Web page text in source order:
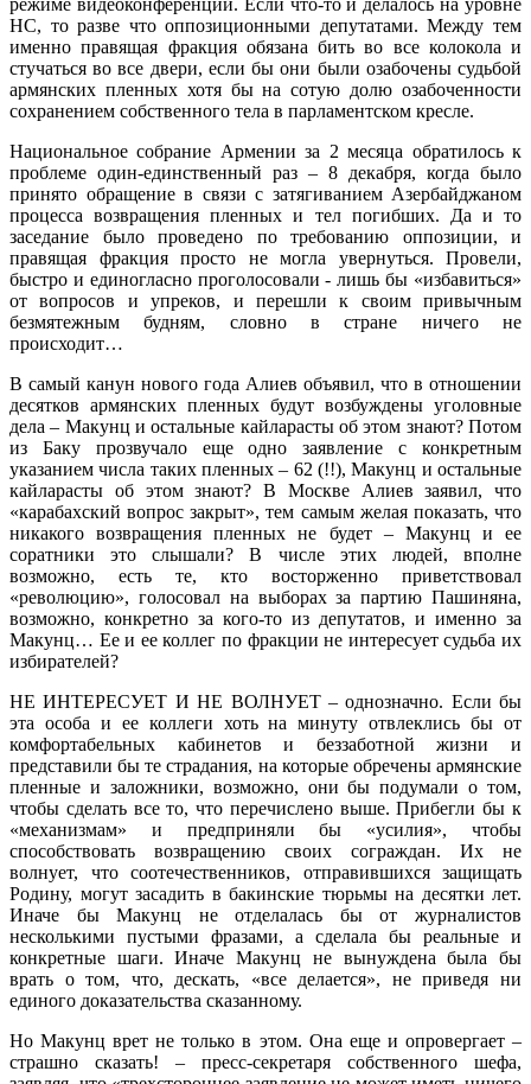
режиме видеоконференций. Если что-то и делалось на уровне
НС, то разве что оппозиционными депутатами. Между тем
именно правящая фракция обязана бить во все колокола и
стучаться во все двери, если бы они были озабочены судьбой
армянских пленных хотя бы на сотую долю озабоченности
сохранением собственного тела в парламентском кресле.
Национальное собрание Армении за 2 месяца обратилось к
проблеме один-единственный раз – 8 декабря, когда было
принято обращение в связи с затягиванием Азербайджаном
процесса возвращения пленных и тел погибших. Да и то
заседание было проведено по требованию оппозиции, и
правящая фракция просто не могла увернуться. Провели,
быстро и единогласно проголосовали - лишь бы «избавиться»
от вопросов и упреков, и перешли к своим привычным
безмятежным будням, словно в стране ничего не
происходит…
В самый канун нового года Алиев объявил, что в отношении
десятков армянских пленных будут возбуждены уголовные
дела – Макунц и остальные кайларасты об этом знают? Потом
из Баку прозвучало еще одно заявление с конкретным
указанием числа таких пленных – 62 (!!), Макунц и остальные
кайларасты об этом знают? В Москве Алиев заявил, что
«карабахский вопрос закрыт», тем самым желая показать, что
никакого возвращения пленных не будет – Макунц и ее
соратники это слышали? В числе этих людей, вполне
возможно, есть те, кто восторженно приветствовал
«революцию», голосовал на выборах за партию Пашиняна,
возможно, конкретно за кого-то из депутатов, и именно за
Макунц… Ее и ее коллег по фракции не интересует судьба их
избирателей?
НЕ ИНТЕРЕСУЕТ И НЕ ВОЛНУЕТ – однозначно. Если бы
эта особа и ее коллеги хоть на минуту отвлеклись бы от
комфортабельных кабинетов и беззаботной жизни и
представили бы те страдания, на которые обречены армянские
пленные и заложники, возможно, они бы подумали о том,
чтобы сделать все то, что перечислено выше. Прибегли бы к
«механизмам» и предприняли бы «усилия», чтобы
способствовать возвращению своих сограждан. Их не
волнует, что соотечественников, отправившихся защищать
Родину, могут засадить в бакинские тюрьмы на десятки лет.
Иначе бы Макунц не отделалась бы от журналистов
несколькими пустыми фразами, а сделала бы реальные и
конкретные шаги. Иначе Макунц не вынуждена была бы
врать о том, что, дескать, «все делается», не приведя ни
единого доказательства сказанному.
Но Макунц врет не только в этом. Она еще и опровергает –
страшно сказать! – пресс-секретаря собственного шефа,